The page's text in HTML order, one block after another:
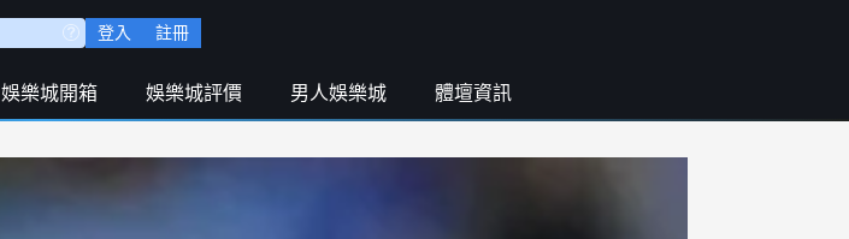
登入 註冊
娛樂城開箱 娛樂城評價 男人娛樂城 體壇資訊